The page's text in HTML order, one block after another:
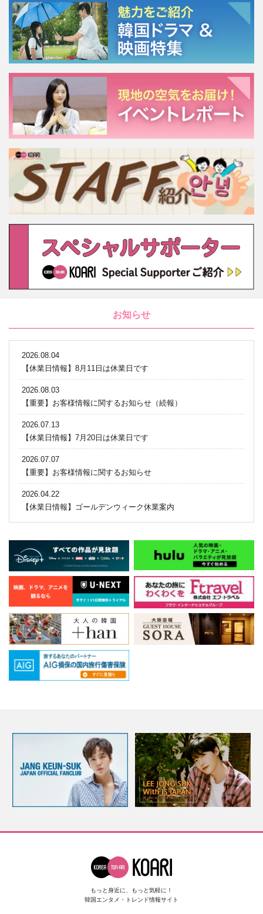
お知らせ
2026.08.04
【休業日情報】8月11日は休業日です
2026.08.03
【重要】お客様情報に関するお知らせ（続報）
2026.07.13
【休業日情報】7月20日は休業日です
2026.07.07
【重要】お客様情報に関するお知らせ
2026.04.22
【休業日情報】ゴールデンウィーク休業案内
もっと身近に、もっと気軽に！
韓国エンタメ・トレンド情報サイト